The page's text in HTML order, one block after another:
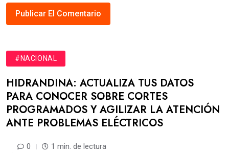
#NACIONAL
HIDRANDINA: ACTUALIZA TUS DATOS
PARA CONOCER SOBRE CORTES
PROGRAMADOS Y AGILIZAR LA ATENCIÓN
ANTE PROBLEMAS ELÉCTRICOS
0 1 min. de lectura